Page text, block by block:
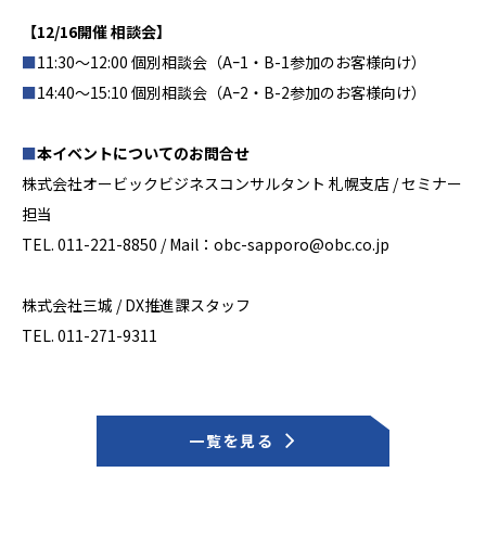
【12/16開催 相談会】
■11:30～12:00 個別相談会（Aｰ1・B-1参加のお客様向け）
■14:40～15:10 個別相談会（Aｰ2・B-2参加のお客様向け）
■本イベントについてのお問合せ
株式会社オービックビジネスコンサルタント 札幌支店 / セミナー
担当
TEL. 011-221-8850 / Mail：obc-sapporo@obc.co.jp
株式会社三城 / DX推進課スタッフ
TEL. 011-271-9311
一覧を見る